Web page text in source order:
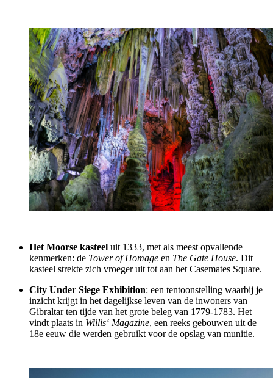
Het Moorse kasteel uit 1333, met als meest opvallende
kenmerken: de Tower of Homage en The Gate House. Dit
kasteel strekte zich vroeger uit tot aan het Casemates Square.
City Under Siege Exhibition: een tentoonstelling waarbij je
inzicht krijgt in het dagelijkse leven van de inwoners van
Gibraltar ten tijde van het grote beleg van 1779-1783. Het
vindt plaats in Willis‘ Magazine, een reeks gebouwen uit de
18e eeuw die werden gebruikt voor de opslag van munitie.